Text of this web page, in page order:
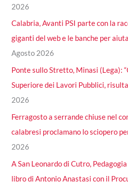
2026
Calabria, Avanti PSI parte con la
giganti del web e le banche per
Agosto 2026
Ponte sullo Stretto, Minasi (Lega):
Superiore dei Lavori Pubblici,
2026
Ferragosto a serrande chiuse nel
calabresi proclamano lo sciopero
2026
A San Leonardo di Cutro,
libro di Antonio Anastasi con il